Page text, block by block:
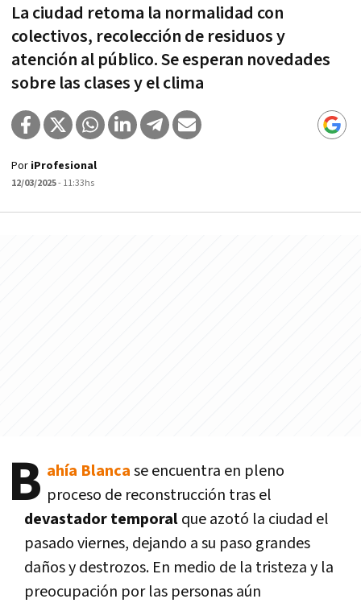
La ciudad retoma la normalidad con
colectivos, recolección de residuos y
atención al público. Se esperan novedades
sobre las clases y el clima
Por iProfesional
12/03/2025- 11:33hs
B ahía Blancase encuentra en pleno
proceso de reconstrucción tras el
devastador temporalque azotó la ciudad el
pasado viernes, dejando a su paso grandes
daños y destrozos. En medio de la tristeza y la
preocupación por las personas aún